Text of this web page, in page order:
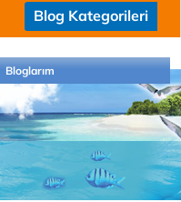
Blog Kategorileri
Bloglarım